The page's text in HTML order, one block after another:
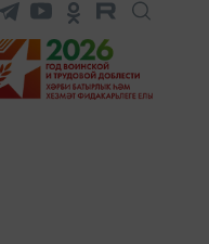
ЭтноДети